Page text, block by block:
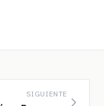
SIGUIENTE